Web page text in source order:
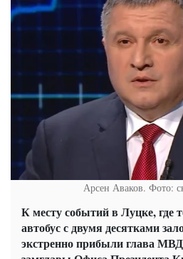
Арсен Аваков. Фото:
К месту событий в Луцке, где
автобус с двумя десятками
экстренно прибыли глава